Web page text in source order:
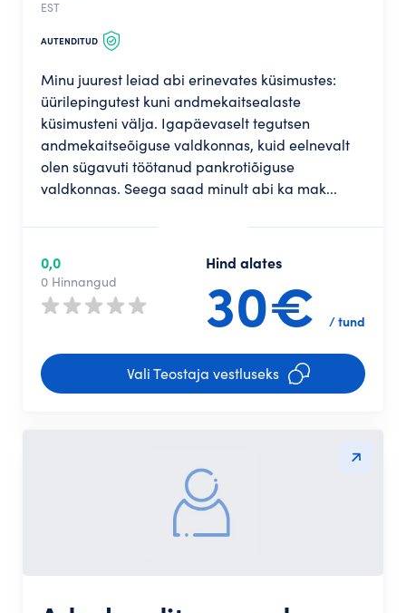
EST
AUTENDITUD
Minu juurest leiad abi erinevates küsimustes:
üürilepingutest kuni andmekaitsealaste
küsimusteni välja. Igapäevaselt tegutsen
andmekaitseõiguse valdkonnas, kuid eelnevalt
olen sügavuti töötanud pankrotiõiguse
valdkonnas. Seega saad minult abi ka mak...
Vali Teostaja vestluseks
Hind alates
30€ / tund
0,0
0 Hinnangud